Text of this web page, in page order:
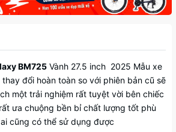
BM725 Vành 27.5 inch 2025 Mẫu xe
đổi hoàn toàn so với phiên bản cũ sẽ
một trải nghiệm rất tuyệt vời bên chiếc
ưa chuộng bền bỉ chất lượng tốt phù
cũng có thể sử dụng được